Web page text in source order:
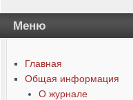
Общая информация
Меню
Главная
Общая информация
О журнале